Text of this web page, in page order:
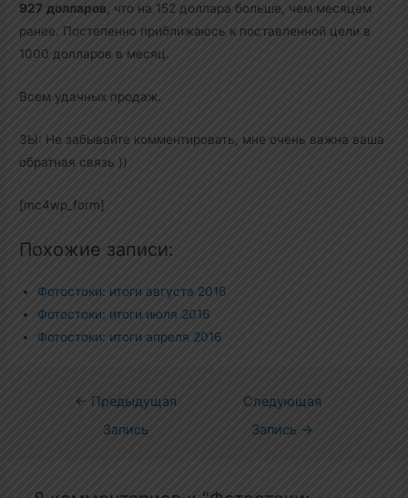
927 долларов, что на 152 доллара больше, чем месяцем
ранее. Постепенно приближаюсь к поставленной цели в
1000 долларов в месяц.
Всем удачных продаж.
ЗЫ: Не забывайте комментировать, мне очень важна ваша
обратная связь ))
[mc4wp_form]
Похожие записи:
Фотостоки: итоги августа 2016
Фотостоки: итоги июля 2016
Фотостоки: итоги апреля 2016
Навигация
← Предыдущая
Запись
Следующая
Запись →